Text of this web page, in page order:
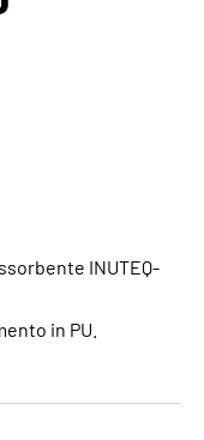
INUTEQ-
in PU.